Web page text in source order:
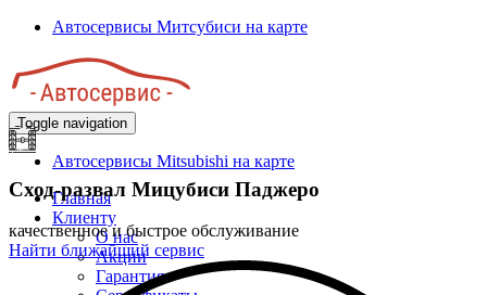
Перейти
основному
содержанию
Автосервисы Митсубиси на карте
Toggle navigation
Автосервисы Mitsubishi на карте
Главная
Клиенту
О нас
Акции
Гарантия
Сход-развал Мицубиси Паджеро
качественное и быстрое обслуживание
Найти ближайший сервис